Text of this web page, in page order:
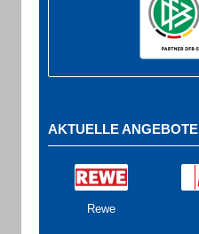
AKTUELLE ANGEBOTE
Rewe